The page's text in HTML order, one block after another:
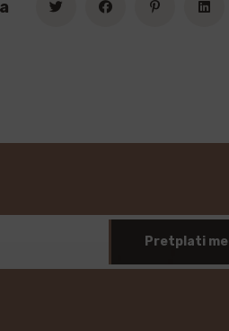
Pretplati me